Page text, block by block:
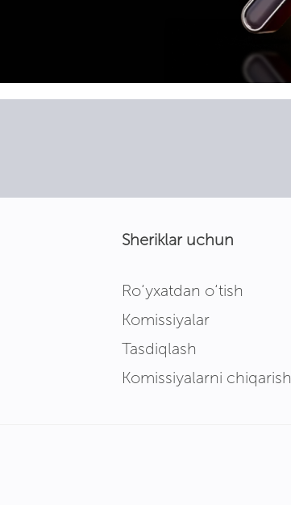
Sheriklar uchun
Ro‘yxatdan o‘tish
Komissiyalar
Tasdiqlash
Komissiyalarni chiqarish